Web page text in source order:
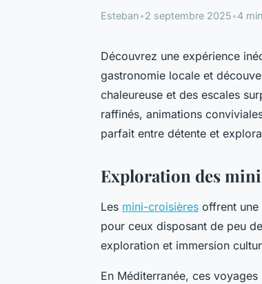
Esteban•2 septembre 2025•4
Découvrez une expérience
gastronomie locale et
chaleureuse et des escales
raffinés, animations
parfait entre détente et
Exploration des
Les mini-croisières offrent une
pour ceux disposant de peu
exploration et immersion
En Méditerranée, ces